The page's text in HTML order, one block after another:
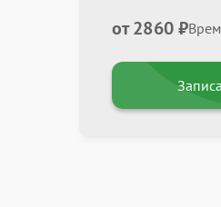
от 2860 ₽